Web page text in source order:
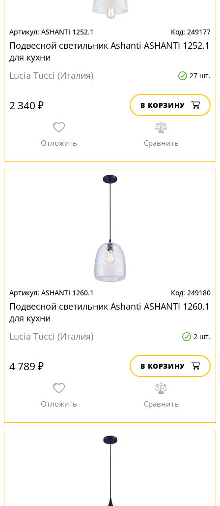
ASHANTI 1252.1 249177
Подвесной светильник Ashanti ASHANTI 1252.1
для кухни
Lucia Tucci (Италия)
27 шт.
2 340 ₽ В КОРЗИНУ
ASHANTI 1260.1 249180
Подвесной светильник Ashanti ASHANTI 1260.1
для кухни
Lucia Tucci (Италия)
2 шт.
4 789 ₽ В КОРЗИНУ